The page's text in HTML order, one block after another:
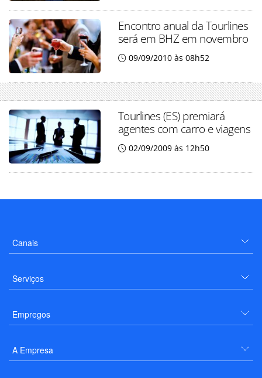
Encontro anual da Tourlines
será em BHZ em novembro
09/09/2010 às 08h52
Tourlines (ES) premiará
agentes com carro e viagens
02/09/2009 às 12h50
Canais
Serviços
Empregos
A Empresa